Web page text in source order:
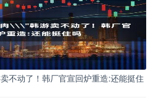
不动了！韩厂官宣回炉重造:还能挺住